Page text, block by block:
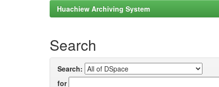
Huachiew Archiving System
Search
Search:
for